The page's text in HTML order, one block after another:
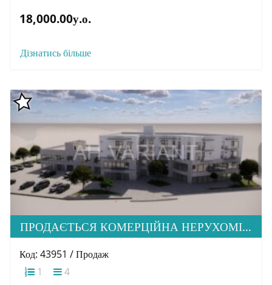
18,000.00у.о.
Дізнатись більше
ПРОДАЄТЬСЯ КОМЕРЦІЙНА НЕРУХОМІСТЬ ПО ВУЛ. Б. ХМЕЛЬНИЦЬКОГО
Код: 43951 / Продаж
1
4